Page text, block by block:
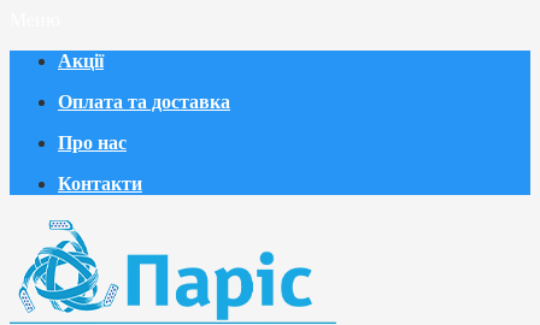
Акції
Оплата та доставка
Про нас
Контакти